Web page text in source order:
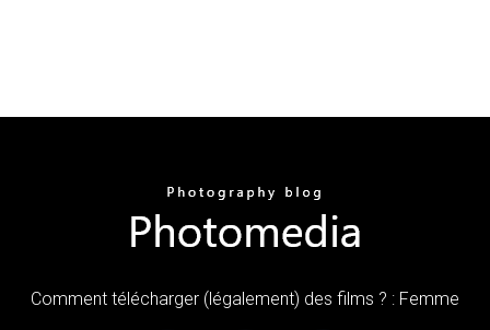
Comment télécharger (légalement) des films ? : Femme